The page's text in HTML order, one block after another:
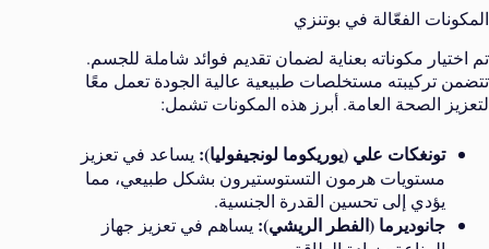
المكونات الفعّالة في بوتنزي
تم اختيار مكوناته بعناية لضمان تقديم فوائد شاملة للجسم.
تتضمن تركيبته مستخلصات طبيعية عالية الجودة تعمل معًا
لتعزيز الصحة العامة. أبرز هذه المكونات تشمل:
تونغكات علي (يوريكوما لونجيفوليا): يساعد في تعزيز
مستويات هرمون التستوستيرون بشكل طبيعي، مما
يؤدي إلى تحسين القدرة الجنسية.
جانوديرما (الفطر الريشي): يساهم في تعزيز جهاز